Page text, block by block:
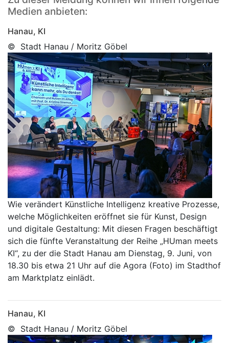
Medien anbieten:
Hanau, KI
© Stadt Hanau / Moritz Göbel
Wie verändert Künstliche Intelligenz kreative Prozesse,
welche Möglichkeiten eröffnet sie für Kunst, Design
und digitale Gestaltung: Mit diesen Fragen beschäftigt
sich die fünfte Veranstaltung der Reihe „HUman meets
KI“, zu der die Stadt Hanau am Dienstag, 9. Juni, von
18.30 bis etwa 21 Uhr auf die Agora (Foto) im Stadthof
am Marktplatz einlädt.
Hanau, KI
© Stadt Hanau / Moritz Göbel